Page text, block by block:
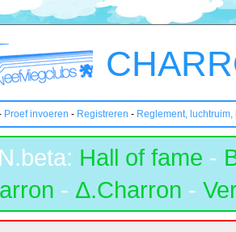
Proef invoeren - Registreren - Reglement,
Hall of fame -
- Δ.Charron -